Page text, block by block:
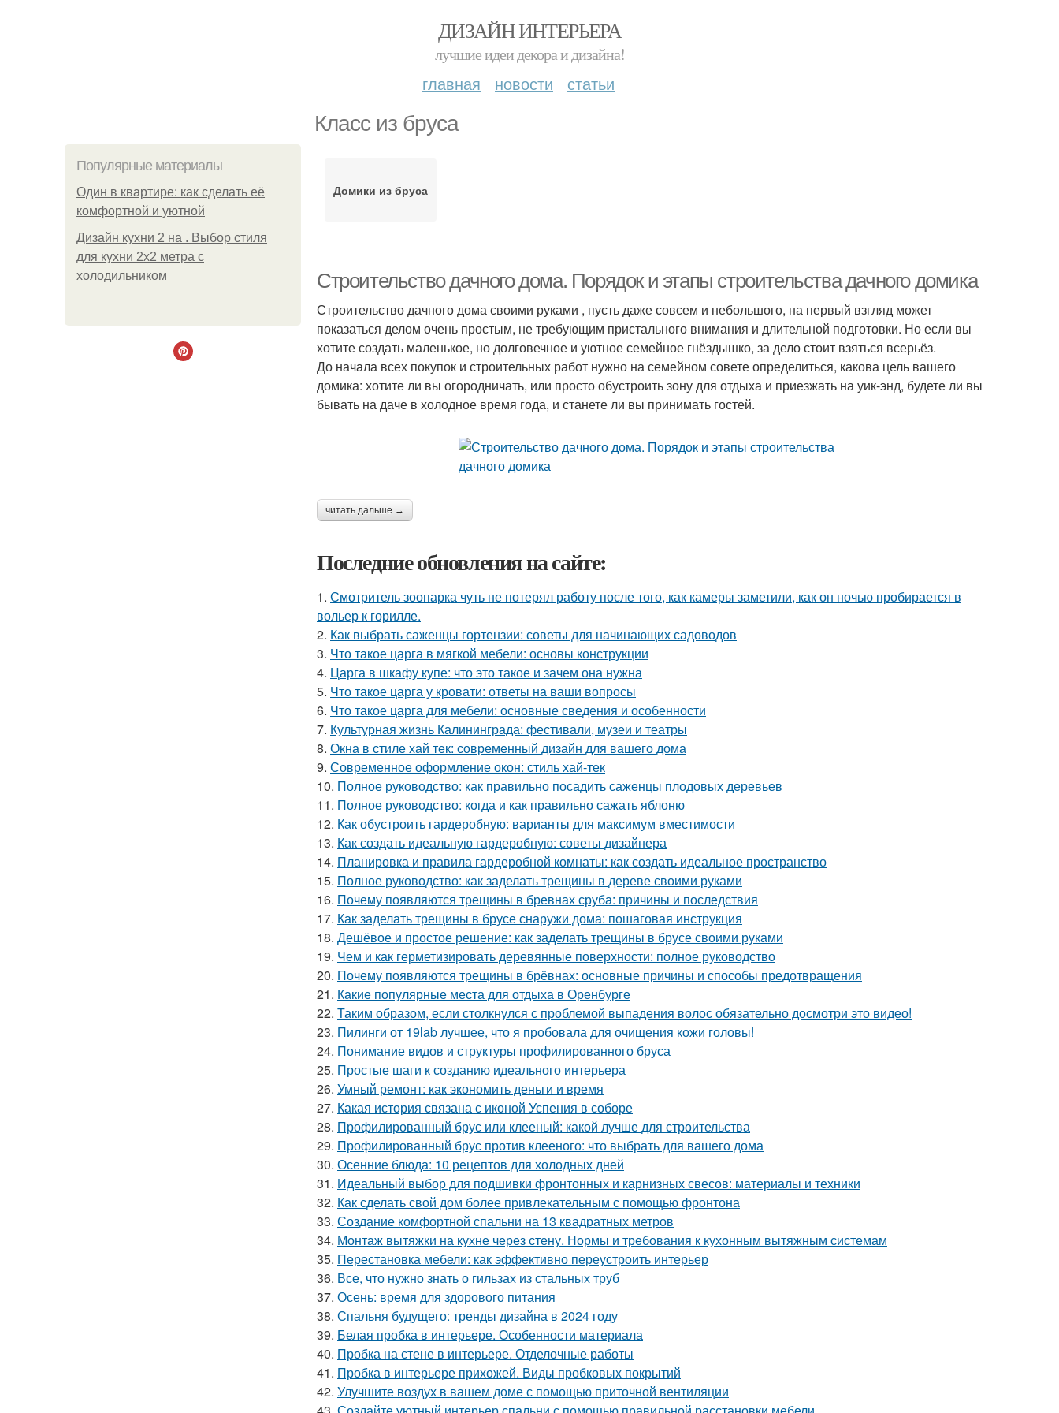
ДИЗАЙН ИНТЕРЬЕРА
лучшие идеи декора и дизайна!
главная новости статьи
Класс из бруса
Популярные материалы
Один в квартире: как сделать её
комфортной и уютной
Дизайн кухни 2 на . Выбор стиля
для кухни 2х2 метра с
холодильником
Домики из бруса
Строительство дачного дома. Порядок и этапы строительства дачного домика
Строительство дачного дома своими руками , пусть даже совсем и небольшого, на первый взгляд может
показаться делом очень простым, не требующим пристального внимания и длительной подготовки. Но если вы
хотите создать маленькое, но долговечное и уютное семейное гнёздышко, за дело стоит взяться всерьёз.
До начала всех покупок и строительных работ нужно на семейном совете определиться, какова цель вашего
домика: хотите ли вы огородничать, или просто обустроить зону для отдыха и приезжать на уик-энд, будете ли вы
бывать на даче в холодное время года, и станете ли вы принимать гостей.
читать дальше →
Последние обновления на сайте:
1. Смотритель зоопарка чуть не потерял работу после того, как камеры заметили, как он ночью пробирается в
вольер к горилле.
2. Как выбрать саженцы гортензии: советы для начинающих садоводов
3. Что такое царга в мягкой мебели: основы конструкции
4. Царга в шкафу купе: что это такое и зачем она нужна
5. Что такое царга у кровати: ответы на ваши вопросы
6. Что такое царга для мебели: основные сведения и особенности
7. Культурная жизнь Калининграда: фестивали, музеи и театры
8. Окна в стиле хай тек: современный дизайн для вашего дома
9. Современное оформление окон: стиль хай-тек
10. Полное руководство: как правильно посадить саженцы плодовых деревьев
11. Полное руководство: когда и как правильно сажать яблоню
12. Как обустроить гардеробную: варианты для максимум вместимости
13. Как создать идеальную гардеробную: советы дизайнера
14. Планировка и правила гардеробной комнаты: как создать идеальное пространство
15. Полное руководство: как заделать трещины в дереве своими руками
16. Почему появляются трещины в бревнах сруба: причины и последствия
17. Как заделать трещины в брусе снаружи дома: пошаговая инструкция
18. Дешёвое и простое решение: как заделать трещины в брусе своими руками
19. Чем и как герметизировать деревянные поверхности: полное руководство
20. Почему появляются трещины в брёвнах: основные причины и способы предотвращения
21. Какие популярные места для отдыха в Оренбурге
22. Таким образом, если столкнулся с проблемой выпадения волос обязательно досмотри это видео!
23. Пилинги от 19lab лучшее, что я пробовала для очищения кожи головы!
24. Понимание видов и структуры профилированного бруса
25. Простые шаги к созданию идеального интерьера
26. Умный ремонт: как экономить деньги и время
27. Какая история связана с иконой Успения в соборе
28. Профилированный брус или клееный: какой лучше для строительства
29. Профилированный брус против клееного: что выбрать для вашего дома
30. Осенние блюда: 10 рецептов для холодных дней
31. Идеальный выбор для подшивки фронтонных и карнизных свесов: материалы и техники
32. Как сделать свой дом более привлекательным с помощью фронтона
33. Создание комфортной спальни на 13 квадратных метров
34. Монтаж вытяжки на кухне через стену. Нормы и требования к кухонным вытяжным системам
35. Перестановка мебели: как эффективно переустроить интерьер
36. Все, что нужно знать о гильзах из стальных труб
37. Осень: время для здорового питания
38. Спальня будущего: тренды дизайна в 2024 году
39. Белая пробка в интерьере. Особенности материала
40. Пробка на стене в интерьере. Отделочные работы
41. Пробка в интерьере прихожей. Виды пробковых покрытий
42. Улучшите воздух в вашем доме с помощью приточной вентиляции